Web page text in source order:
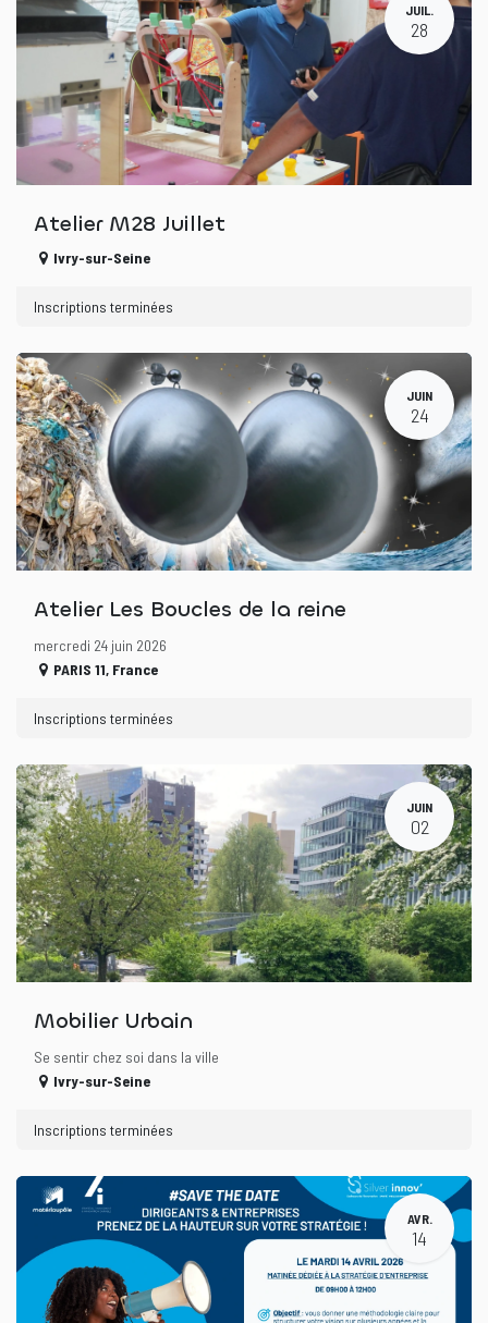
JUIL.
28
Atelier M28 Juillet
Ivry-sur-Seine
Inscriptions terminées
JUIN
24
Atelier Les Boucles de la reine
mercredi 24 juin 2026
PARIS 11, France
Inscriptions terminées
JUIN
02
Mobilier Urbain
Se sentir chez soi dans la ville
Ivry-sur-Seine
Inscriptions terminées
AVR.
14